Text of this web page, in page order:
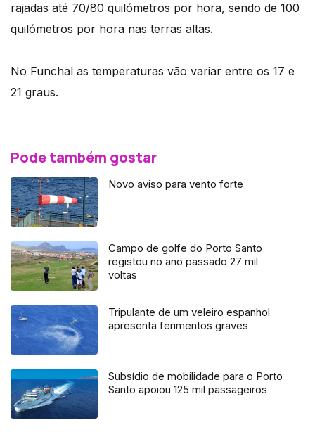
rajadas até 70/80 quilómetros por hora, sendo de 100
quilómetros por hora nas terras altas.
No Funchal as temperaturas vão variar entre os 17 e
21 graus.
Pode também gostar
Novo aviso para vento forte
Campo de golfe do Porto Santo
registou no ano passado 27 mil
voltas
Tripulante de um veleiro espanhol
apresenta ferimentos graves
Subsídio de mobilidade para o Porto
Santo apoiou 125 mil passageiros